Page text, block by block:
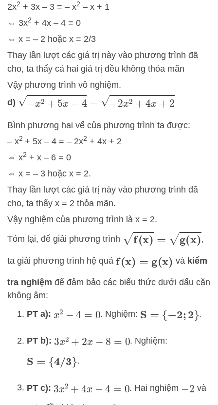
2x2 + 3x – 3 = – x2 – x + 1
⇔ 3x2 + 4x – 4 = 0
⇔ x = – 2 hoặc x = 2/3
Thay lần lượt các giá trị này vào phương trình đã
cho, ta thấy cả hai giá trị đều không thỏa mãn
Vậy phương trình vô nghiệm.
d) −x2+5 x−4= −2x 2+ 4x+2
Bình phương hai vế của phương trình ta được:
– x2 + 5x – 4 = – 2x2 + 4x + 2
⇔ x2 + x – 6 = 0
⇔ x = – 3 hoặc x = 2.
Thay lần lượt các giá trị này vào phương trình đã
cho, ta thấy x = 2 thỏa mãn.
Vậy nghiệm của phương trình là x = 2.
Tóm lại, để giải phương trình f(x)=g( x) ,
ta giải phương trình hệ quả f(x)= g(x) và kiểm
tra nghiệm để đảm bảo các biểu thức dưới dấu căn
không âm:
PT a): x2 −4= 0 . Nghiệm: S ={−2;2} .
PT b): 3x2 +2x− 8=0 . Nghiệm:
S ={4/3} .
PT c): 3x2 +4x− 4=0 . Hai nghiệm −2 và